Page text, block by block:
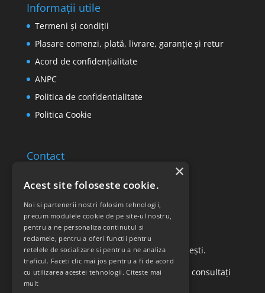
Informații utile
Termeni și condiții
Plasare comenzi, plată, livrare, garanție și retur
Acord de confidențialitate
ANPC
Politica de confidentialitate
Politica Cookie
Contact
Retur produse
Str. Vasile Mironiuc nr. 3, Sector 1, București.
Pentru detalii suplimentare, vă rugăm să consultați
politica de returnare a produselor
Acest site foloseste cookie.
Noi si partenerii nostri folosim tehnologii,
precum modulele cookie de pe site-ul nostru,
pentru a ne personaliza continutul si
reclamele, pentru a oferi functii pentru
retelele de socializare si pentru a ne analiza
traficul. Faceti clic mai jos pentru a fi de acord
cu utilizarea acestei tehnologii.Citeste mai
mult
×